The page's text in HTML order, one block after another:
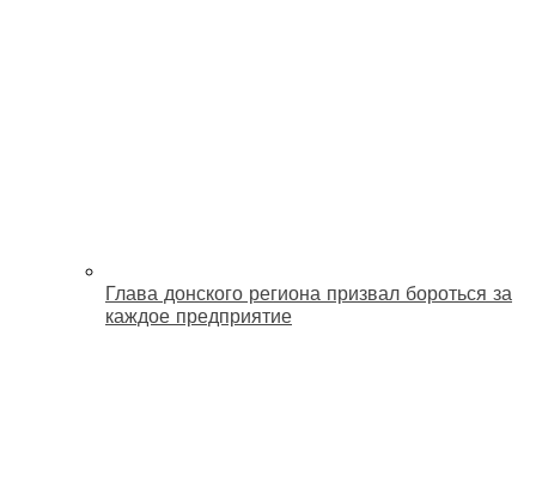
Глава донского региона призвал бороться за
каждое предприятие